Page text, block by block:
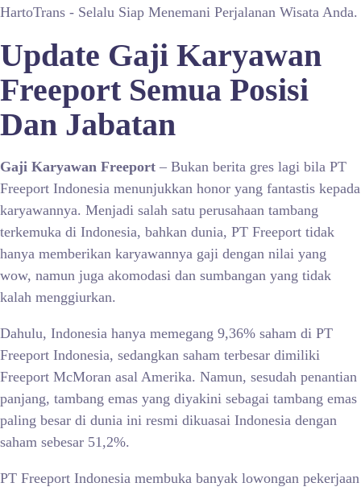
HartoTrans - Selalu Siap Menemani Perjalanan Wisata Anda.
Update Gaji Karyawan
Freeport Semua Posisi
Dan Jabatan
Gaji Karyawan Freeport – Bukan berita gres lagi bila PT
Freeport Indonesia menunjukkan honor yang fantastis kepada
karyawannya. Menjadi salah satu perusahaan tambang
terkemuka di Indonesia, bahkan dunia, PT Freeport tidak
hanya memberikan karyawannya gaji dengan nilai yang
wow, namun juga akomodasi dan sumbangan yang tidak
kalah menggiurkan.
Dahulu, Indonesia hanya memegang 9,36% saham di PT
Freeport Indonesia, sedangkan saham terbesar dimiliki
Freeport McMoran asal Amerika. Namun, sesudah penantian
panjang, tambang emas yang diyakini sebagai tambang emas
paling besar di dunia ini resmi dikuasai Indonesia dengan
saham sebesar 51,2%.
PT Freeport Indonesia membuka banyak lowongan pekerjaan